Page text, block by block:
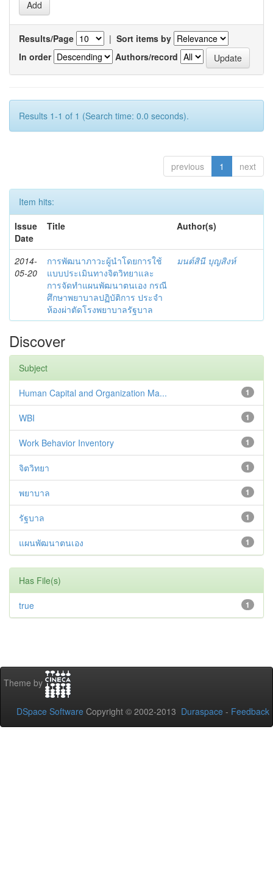
Results/Page | Sort items by
In order
Authors/record
Results 1-1 of 1 (Search time: 0.0 seconds).
previous 1 next
Item hits:
Issue
Date
Title Author(s)
2014-
05-20
การพัฒนาภาวะผู้นำโดยการใช้
แบบประเมินทางจิตวิทยาและ
การจัดทำแผนพัฒนาตนเอง กรณี
ศึกษาพยาบาลปฏิบัติการ ประจำ
ห้องผ่าตัดโรงพยาบาลรัฐบาล
มนต์สินี บุญสิงห์
Discover
Subject
1
Human Capital and Organization Ma...
1
WBI
1
Work Behavior Inventory
1
จิตวิทยา
1
พยาบาล
1
รัฐบาล
1
แผนพัฒนาตนเอง
Has File(s)
1
true
Theme by
DSpace Software Copyright © 2002-2013 Duraspace - Feedback